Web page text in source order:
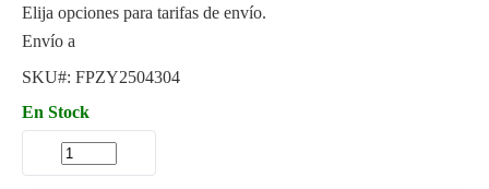
Elija opciones para tarifas de envío.
Envío a
SKU#: FPZY2504304
En Stock